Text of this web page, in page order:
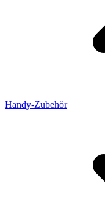
Handy-Zubehör